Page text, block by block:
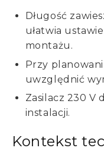
Długość
ułatwia
montażu.
Przy
uwzględnić
Zasilacz 230 V
instalacji.
Kontekst